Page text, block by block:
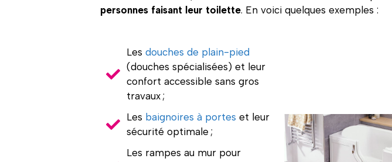
personnes faisant leur toilette. En voici quelques exemples :
Lesdouches de plain-pied
(douches spécialisées) et leur
confort accessible sans gros
travaux ;
Les baignoires à portes et leur
sécurité optimale ;
Les rampes au mur pour